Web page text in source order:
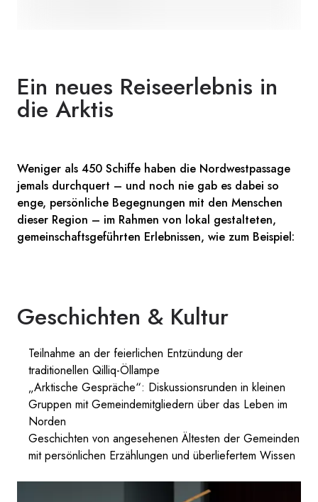
Ein neues Reiseerlebnis in
die Arktis
Weniger als 450 Schiffe haben die Nordwestpassage
jemals durchquert – und noch nie gab es dabei so
enge, persönliche Begegnungen mit den Menschen
dieser Region – im Rahmen von lokal gestalteten,
gemeinschaftsgeführten Erlebnissen, wie zum Beispiel:
Geschichten & Kultur
Teilnahme an der feierlichen Entzündung der
traditionellen Qilliq-Öllampe
„Arktische Gespräche“: Diskussionsrunden in kleinen
Gruppen mit Gemeindemitgliedern über das Leben im
Norden
Geschichten von angesehenen Ältesten der Gemeinden
mit persönlichen Erzählungen und überliefertem Wissen